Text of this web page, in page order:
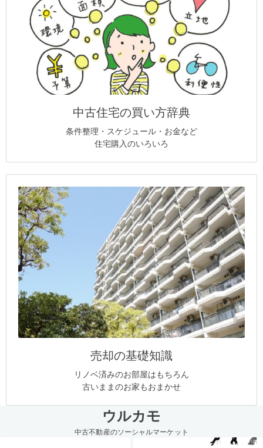
中古住宅の買い方辞典
条件整理・スケジュール・お金など
住宅購入のいろいろ
売却の基礎知識
リノベ済みのお部屋はもちろん
古いままのお家もおまかせ
ウルカモ
中古不動産のソーシャルマーケット